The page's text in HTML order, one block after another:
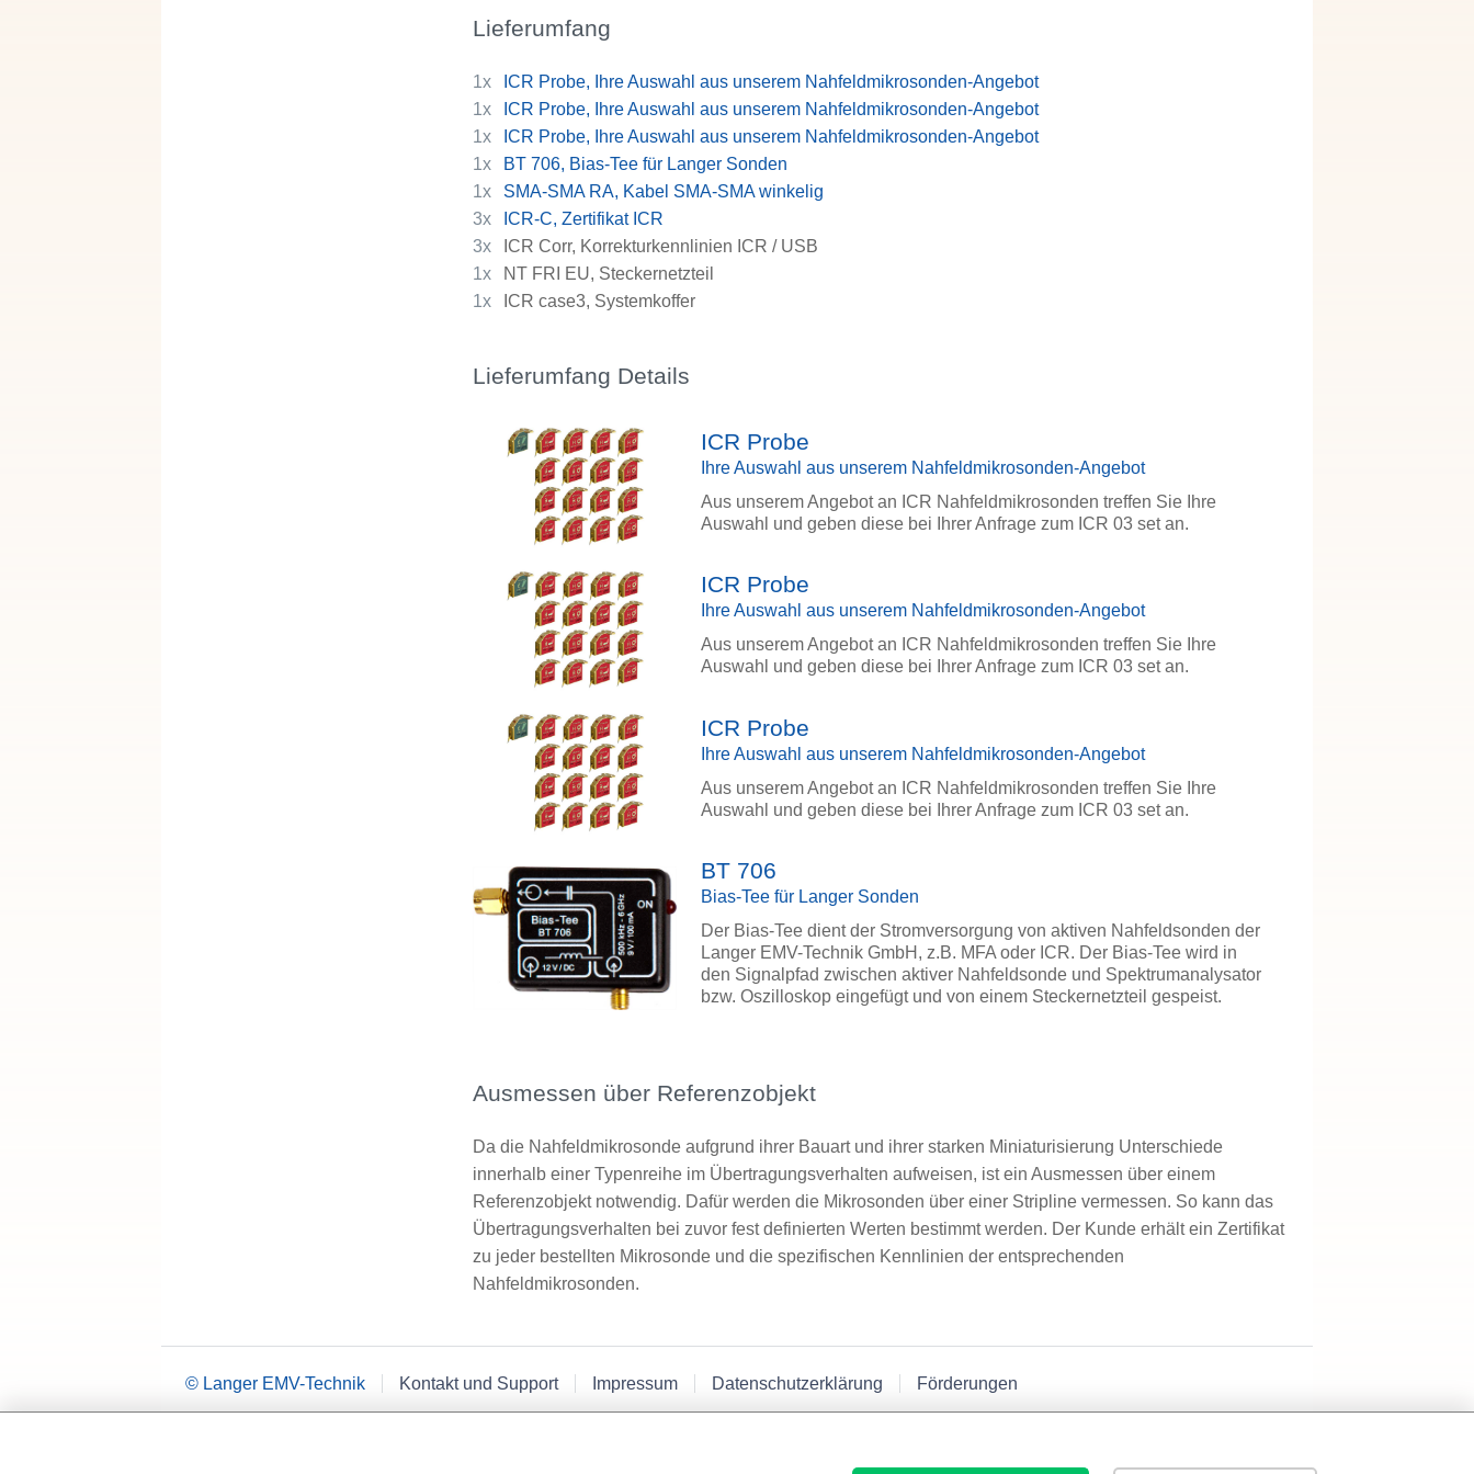
Lieferumfang
1x
ICR Probe, Ihre Auswahl aus unserem Nahfeldmikrosonden-Angebot
1x
ICR Probe, Ihre Auswahl aus unserem Nahfeldmikrosonden-Angebot
1x
ICR Probe, Ihre Auswahl aus unserem Nahfeldmikrosonden-Angebot
1x
BT 706, Bias-Tee für Langer Sonden
1x
SMA-SMA RA, Kabel SMA-SMA winkelig
3x
ICR-C, Zertifikat ICR
3x
ICR Corr, Korrekturkennlinien ICR / USB
1x
NT FRI EU, Steckernetzteil
1x
ICR case3, Systemkoffer
Lieferumfang Details
ICR Probe
Ihre Auswahl aus unserem Nahfeldmikrosonden-Angebot
Aus unserem Angebot an ICR Nahfeldmikrosonden treffen Sie Ihre
Auswahl und geben diese bei Ihrer Anfrage zum ICR 03 set an.
ICR Probe
Ihre Auswahl aus unserem Nahfeldmikrosonden-Angebot
Aus unserem Angebot an ICR Nahfeldmikrosonden treffen Sie Ihre
Auswahl und geben diese bei Ihrer Anfrage zum ICR 03 set an.
ICR Probe
Ihre Auswahl aus unserem Nahfeldmikrosonden-Angebot
Aus unserem Angebot an ICR Nahfeldmikrosonden treffen Sie Ihre
Auswahl und geben diese bei Ihrer Anfrage zum ICR 03 set an.
BT 706
Bias-Tee für Langer Sonden
Der Bias-Tee dient der Stromversorgung von aktiven Nahfeldsonden der
Langer EMV-Technik GmbH, z.B. MFA oder ICR. Der Bias-Tee wird in
den Signalpfad zwischen aktiver Nahfeldsonde und Spektrumanalysator
bzw. Oszilloskop eingefügt und von einem Steckernetzteil gespeist.
Ausmessen über Referenzobjekt
Da die Nahfeldmikrosonde aufgrund ihrer Bauart und ihrer starken Miniaturisierung Unterschiede
innerhalb einer Typenreihe im Übertragungsverhalten aufweisen, ist ein Ausmessen über einem
Referenzobjekt notwendig. Dafür werden die Mikrosonden über einer Stripline vermessen. So kann das
Übertragungsverhalten bei zuvor fest definierten Werten bestimmt werden. Der Kunde erhält ein Zertifikat
zu jeder bestellten Mikrosonde und die spezifischen Kennlinien der entsprechenden
Nahfeldmikrosonden.
© Langer EMV-Technik Kontakt und Support Impressum Datenschutzerklärung Förderungen